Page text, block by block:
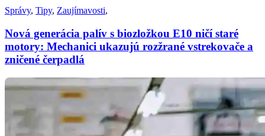
Správy, Tipy, Zaujímavosti,
Nová generácia palív s biozložkou E10 ničí staré
motory: Mechanici ukazujú rozžrané vstrekovače a
zničené čerpadlá